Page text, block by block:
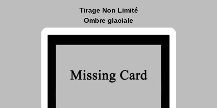
Tirage Non Limité
Ombre glaciale